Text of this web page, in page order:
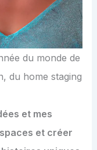
du monde de
du home staging
et mes
et créer